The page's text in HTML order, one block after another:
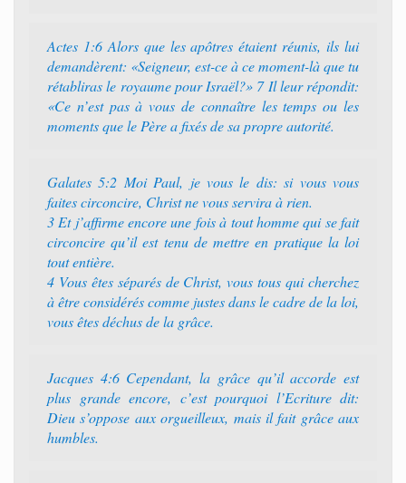
Actes 1:6 Alors que les apôtres étaient réunis, ils lui
demandèrent: «Seigneur, est-ce à ce moment-là que tu
rétabliras le royaume pour Israël?» 7 Il leur répondit:
«Ce n’est pas à vous de connaître les temps ou les
moments que le Père a fixés de sa propre autorité.
Galates 5:2 Moi Paul, je vous le dis: si vous vous
faites circoncire, Christ ne vous servira à rien.
3 Et j’affirme encore une fois à tout homme qui se fait
circoncire qu’il est tenu de mettre en pratique la loi
tout entière.
4 Vous êtes séparés de Christ, vous tous qui cherchez
à être considérés comme justes dans le cadre de la loi,
vous êtes déchus de la grâce.
Jacques 4:6 Cependant, la grâce qu’il accorde est
plus grande encore, c’est pourquoi l’Ecriture dit:
Dieu s’oppose aux orgueilleux, mais il fait grâce aux
humbles.